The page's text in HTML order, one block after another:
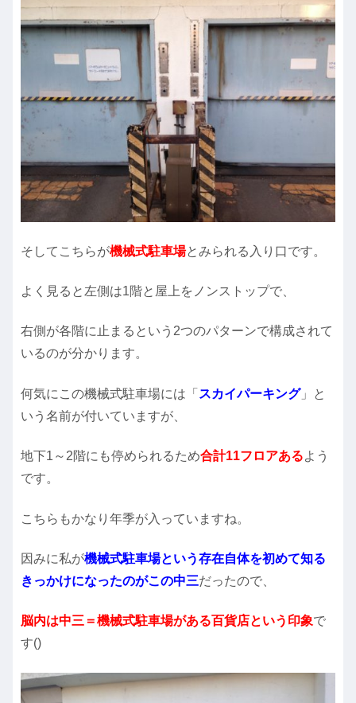
そしてこちらが機械式駐車場とみられる入り口です。
よく見ると左側は1階と屋上をノンストップで、
右側が各階に止まるという2つのパターンで構成されて
いるのが分かります。
何気にこの機械式駐車場には「 スカイパーキング」と
いう名前が付いていますが、
地下1～2階にも停められるため合計11フロアあるよう
です。
こちらもかなり年季が入っていますね。
因みに私が機械式駐車場という存在自体を初めて知る
きっかけになったのがこの中三だったので、
脳内は中三＝機械式駐車場がある百貨店という印象で
す()